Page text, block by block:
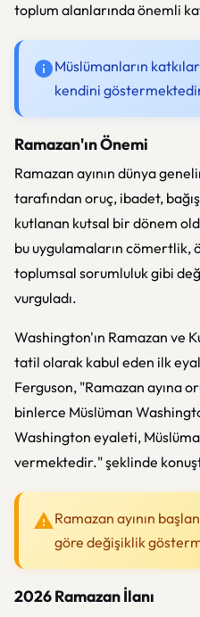
toplum alanlarında önemli
Müslümanların
kendini
Ramazan'ın Önemi
Ramazan ayının dünya
tarafından oruç, ibadet,
kutlanan kutsal bir dönem
bu uygulamaların cömertlik,
toplumsal sorumluluk gibi
vurguladı.
Washington'ın Ramazan ve
tatil olarak kabul eden ilk
Ferguson, "Ramazan ayına
binlerce Müslüman
Washington eyaleti,
vermektedir." şeklinde
Ramazan ayının
göre değişiklik
2026 Ramazan İlanı